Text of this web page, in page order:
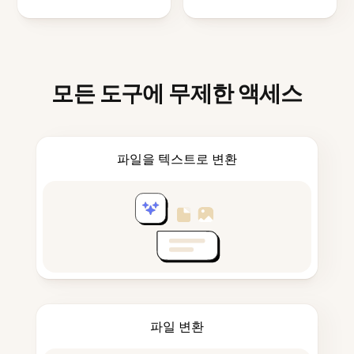
모든 도구에 무제한 액세스
파일을 텍스트로 변환
파일 변환